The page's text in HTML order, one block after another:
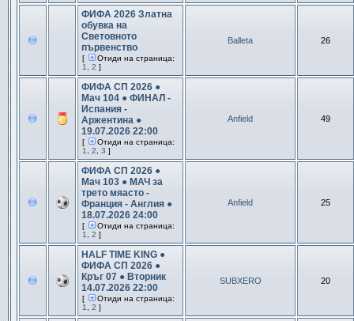
ФИФА 2026 Златна
обувка на
Световното
първенство
[
Отиди на страница:
1
2 ]
Balleta 26
ФИФА СП 2026 ●
Мач 104 ● ФИНАЛ -
Испания -
Аржентина ●
19.07.2026 22:00
[
Отиди на страница:
1
2 3 ]
Anfield 49
ФИФА СП 2026 ●
Мач 103 ● МАЧ за
трето мяасто -
Франция - Англия ●
18.07.2026 24:00
[
Отиди на страница:
1
2 ]
Anfield 25
HALF TIME KING ●
ФИФА СП 2026 ●
Кръг 07 ● Вторник
14.07.2026 22:00
[
Отиди на страница:
1
2 ]
SUBXERO 20